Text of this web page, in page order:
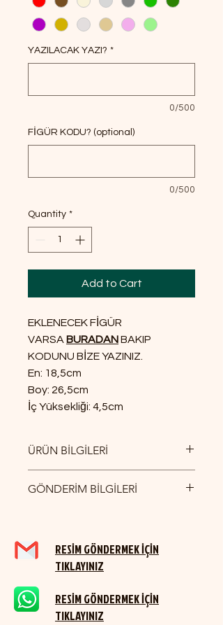
YAZILACAK YAZI? *
0/500
FİGÜR KODU? (optional)
0/500
Quantity *
Add to Cart
EKLENECEK FİGÜR
VARSA BURADANBAKIP
KODUNU BİZE YAZINIZ.
En: 18,5cm
Boy: 26,5cm
İç Yüksekliği: 4,5cm
ÜRÜN BİLGİLERİ
Boy: 26,5cm
GÖNDERİM BİLGİLERİ
RESİM GÖNDERMEK İÇİN
TIKLAYINIZ
RESİM GÖNDERMEK İÇİN
TIKLAYINIZ